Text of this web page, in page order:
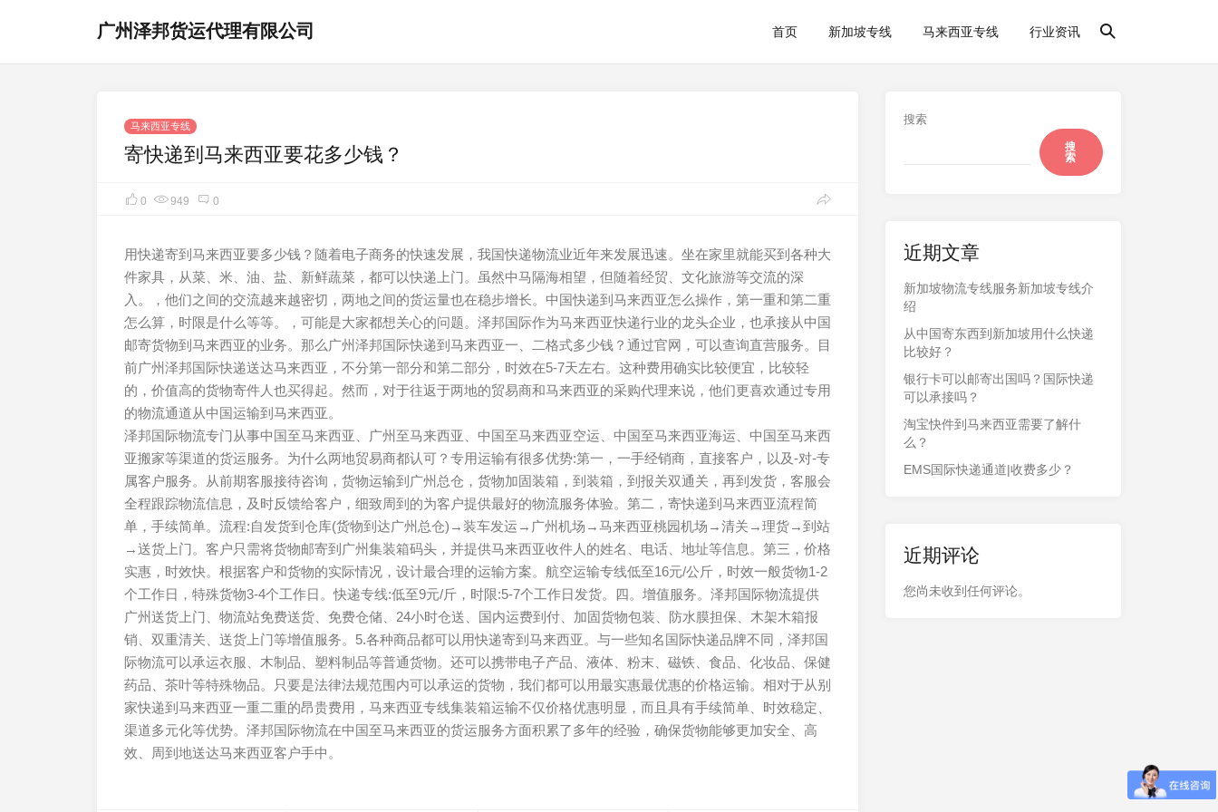
广州泽邦货运代理有限公司 首页 新加坡专线 马来西亚专线 行业资讯
马来西亚专线
寄快递到马来西亚要花多少钱？
0 949 0
用快递寄到马来西亚要多少钱？随着电子商务的快速发展，我国快递物流业近年来发展迅速。坐在家里就能买到各种大
件家具，从菜、米、油、盐、新鲜蔬菜，都可以快递上门。虽然中马隔海相望，但随着经贸、文化旅游等交流的深
入。，他们之间的交流越来越密切，两地之间的货运量也在稳步增长。中国快递到马来西亚怎么操作，第一重和第二重
怎么算，时限是什么等等。，可能是大家都想关心的问题。泽邦国际作为马来西亚快递行业的龙头企业，也承接从中国
邮寄货物到马来西亚的业务。那么广州泽邦国际快递到马来西亚一、二格式多少钱？通过官网，可以查询直营服务。目
前广州泽邦国际快递送达马来西亚，不分第一部分和第二部分，时效在5-7天左右。这种费用确实比较便宜，比较轻
的，价值高的货物寄件人也买得起。然而，对于往返于两地的贸易商和马来西亚的采购代理来说，他们更喜欢通过专用
的物流通道从中国运输到马来西亚。
泽邦国际物流专门从事中国至马来西亚、广州至马来西亚、中国至马来西亚空运、中国至马来西亚海运、中国至马来西
亚搬家等渠道的货运服务。为什么两地贸易商都认可？专用运输有很多优势:第一，一手经销商，直接客户，以及-对-专
属客户服务。从前期客服接待咨询，货物运输到广州总仓，货物加固装箱，到装箱，到报关双通关，再到发货，客服会
全程跟踪物流信息，及时反馈给客户，细致周到的为客户提供最好的物流服务体验。第二，寄快递到马来西亚流程简
单，手续简单。流程:自发货到仓库(货物到达广州总仓)→装车发运→广州机场→马来西亚桃园机场→清关→理货→到站
→送货上门。客户只需将货物邮寄到广州集装箱码头，并提供马来西亚收件人的姓名、电话、地址等信息。第三，价格
实惠，时效快。根据客户和货物的实际情况，设计最合理的运输方案。航空运输专线低至16元/公斤，时效一般货物1-2
个工作日，特殊货物3-4个工作日。快递专线:低至9元/斤，时限:5-7个工作日发货。四。增值服务。泽邦国际物流提供
广州送货上门、物流站免费送货、免费仓储、24小时仓送、国内运费到付、加固货物包装、防水膜担保、木架木箱报
销、双重清关、送货上门等增值服务。5.各种商品都可以用快递寄到马来西亚。与一些知名国际快递品牌不同，泽邦国
际物流可以承运衣服、木制品、塑料制品等普通货物。还可以携带电子产品、液体、粉末、磁铁、食品、化妆品、保健
药品、茶叶等特殊物品。只要是法律法规范围内可以承运的货物，我们都可以用最实惠最优惠的价格运输。相对于从别
家快递到马来西亚一重二重的昂贵费用，马来西亚专线集装箱运输不仅价格优惠明显，而且具有手续简单、时效稳定、
渠道多元化等优势。泽邦国际物流在中国至马来西亚的货运服务方面积累了多年的经验，确保货物能够更加安全、高
效、周到地送达马来西亚客户手中。
搜索
搜
索
近期文章
新加坡物流专线服务新加坡专线介
绍
从中国寄东西到新加坡用什么快递
比较好？
银行卡可以邮寄出国吗？国际快递
可以承接吗？
淘宝快件到马来西亚需要了解什
么？
EMS国际快递通道|收费多少？
近期评论
您尚未收到任何评论。